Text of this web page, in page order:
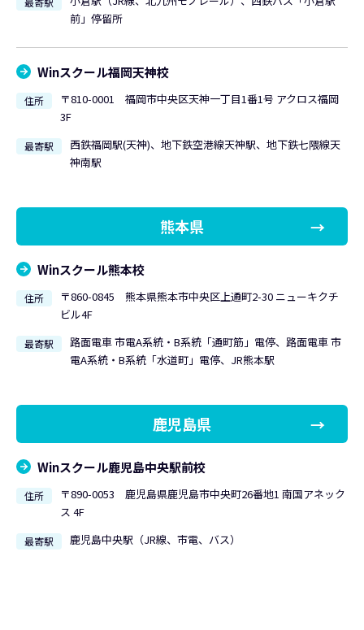
前」停留所
Winスクール福岡天神校
住所
〒810-0001 福岡市中央区天神一丁目1番1号 アクロス福岡
3F
最寄駅
西鉄福岡駅(天神)、地下鉄空港線天神駅、地下鉄七隈線天
神南駅
熊本県
Winスクール熊本校
住所
〒860-0845 熊本県熊本市中央区上通町2-30 ニューキクチ
ビル4F
最寄駅
路面電車 市電A系統・B系統「通町筋」電停、路面電車 市
電A系統・B系統「水道町」電停、JR熊本駅
鹿児島県
Winスクール鹿児島中央駅前校
住所
〒890-0053 鹿児島県鹿児島市中央町26番地1 南国アネック
ス 4F
最寄駅 鹿児島中央駅（JR線、市電、バス）